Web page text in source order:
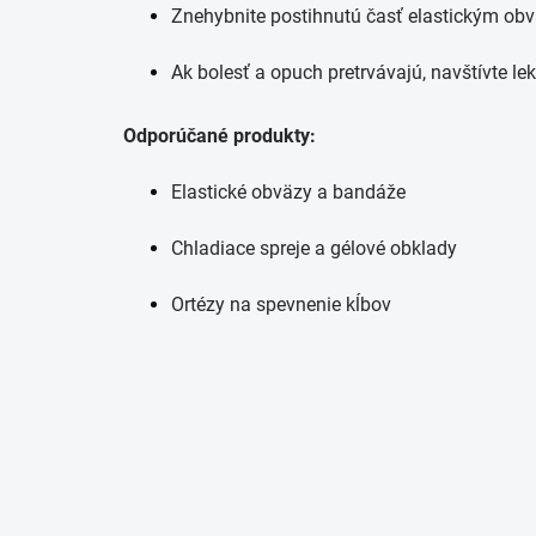
Znehybnite postihnutú časť elastickým
Ak bolesť a opuch pretrvávajú, navštívte
Odporúčané produkty:
Elastické obväzy a bandáže
Chladiace spreje a gélové obklady
Ortézy na spevnenie kĺbov